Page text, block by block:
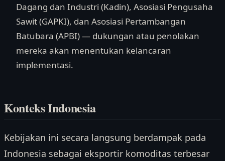
Dagang dan Industri (Kadin), Asosiasi Pengusaha
Sawit (GAPKI), dan Asosiasi Pertambangan
Batubara (APBI) — dukungan atau penolakan
mereka akan menentukan kelancaran
implementasi.
Konteks Indonesia
Kebijakan ini secara langsung berdampak pada
Indonesia sebagai eksportir komoditas terbesar